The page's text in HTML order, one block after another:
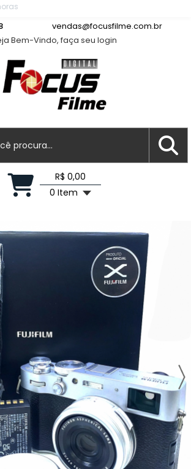
vendas@focusfilme.com.br
Bem-Vindo, faça seu login
R$ 0,00
0 Item
J.acabou de comprar!
Panasonic DMW-BLK22